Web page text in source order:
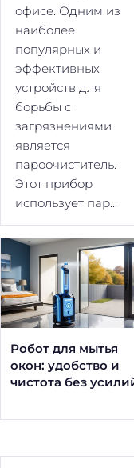
офисе. Одним из
наиболее
популярных и
эффективных
устройств для
борьбы с
загрязнениями
является
пароочиститель.
Этот прибор
использует пар...
Робот для мытья
окон: удобство и
чистота без